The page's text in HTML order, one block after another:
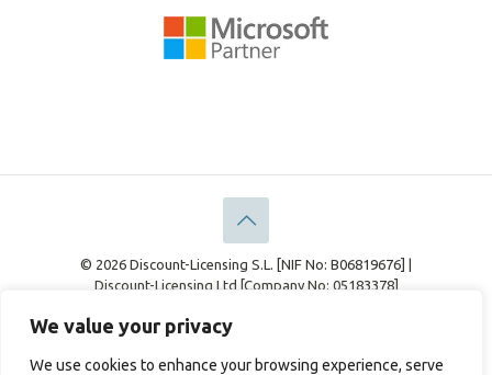
We value your privacy
We use cookies to enhance your browsing experience, serve
© 2026 Discount-Licensing S.L. [NIF No: B06819676] |
Discount-Licensing Ltd [Company No: 05183378]
Información Legal
Política de cookies